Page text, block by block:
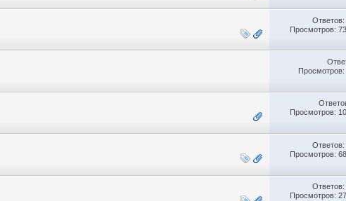
Ответов:
Просмотров:
Просмотров:
Просмотров:
Ответов:
Просмотров:
Ответов:
Просмотров: